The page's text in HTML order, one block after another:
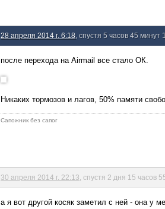
28 апреля 2014 г. 6:18 , спустя 5 часов 45 минут
после перехода на Airmail все стало ОК.
Никаких тормозов и лагов, 50% памяти
Сапожник без сапог
30 апреля 2014 г. 22:13 , спустя 2 дня 15 часов
а я вот другой косяк заметил с ней - она у